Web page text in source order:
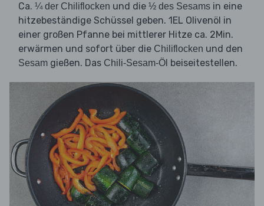
Ca. ¼ der Chiliflocken und die ½ des Sesams in eine
hitzebeständige Schüssel geben. 1EL Olivenöl in
einer großen Pfanne bei mittlerer Hitze ca. 2Min.
erwärmen und sofort über die Chiliflocken und den
Sesam gießen. Das Chili-Sesam-Öl beiseitestellen.